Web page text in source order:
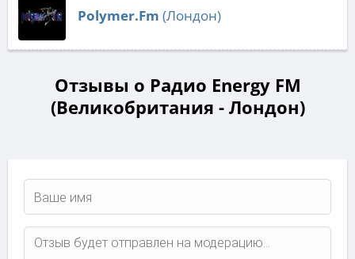
Polymer.Fm (Лондон)
Отзывы о Радио Energy FM
(Великобритания - Лондон)